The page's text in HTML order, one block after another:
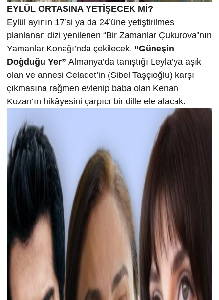
EYLÜL ORTASINA YETİŞECEK Mİ?
Eylül ayının 17’si ya da 24’üne yetiştirilmesi
planlanan dizi yenilenen “Bir Zamanlar Çukurova”nın
Yamanlar Konağı’nda çekilecek. “Güneşin
Doğduğu Yer” Almanya’da tanıştığı Leyla’ya aşık
olan ve annesi Celadet’in (Sibel Taşçıoğlu) karşı
çıkmasına rağmen evlenip baba olan Kenan
Kozan’ın hikâyesini çarpıcı bir dille ele alacak.